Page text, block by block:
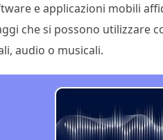
e applicazioni mobili
che si possono utilizzare
audio o musicali.